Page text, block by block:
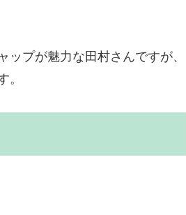
プが魅力な田村さんですが、
。